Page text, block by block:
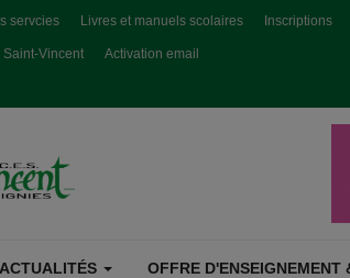
servcies Livres et manuels scolaires Inscriptions
Vincent Activation email
ACTUALITÉS OFFRE D'ENSEIGNEMENT